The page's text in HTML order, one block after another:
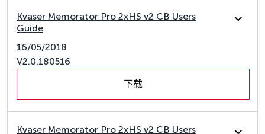
Kvaser Memorator Pro 2xHS v2 CB Users
Guide
16/05/2018
V2.0.180516
下载
Kvaser Memorator Pro 2xHS v2 CB Users